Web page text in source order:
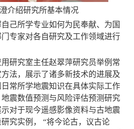
介绍研究所基本情况
己所学专业如何为民奉献、为国
专家对各自研究及工作领域进行
研究室主任赵翠萍研究员举例常
法，展示了诸多新技术的进展及
常所学地震知识在具体实际工作
震数值预测与风险评估预测研究
对于现今遥感影像资料与古地震
究实例， “将今论古，议古论